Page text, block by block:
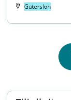
Gütersloh